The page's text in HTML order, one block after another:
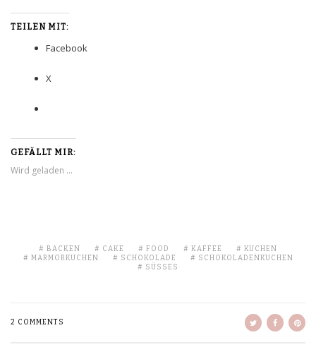
TEILEN MIT:
Facebook
X
GEFÄLLT MIR:
Wird geladen …
BACKEN CAKE FOOD KAFFEE
KUCHEN
MARMORKUCHEN
SCHOKOLADE
SCHOKOLADENKUCHEN
SÜSSES
2 COMMENTS